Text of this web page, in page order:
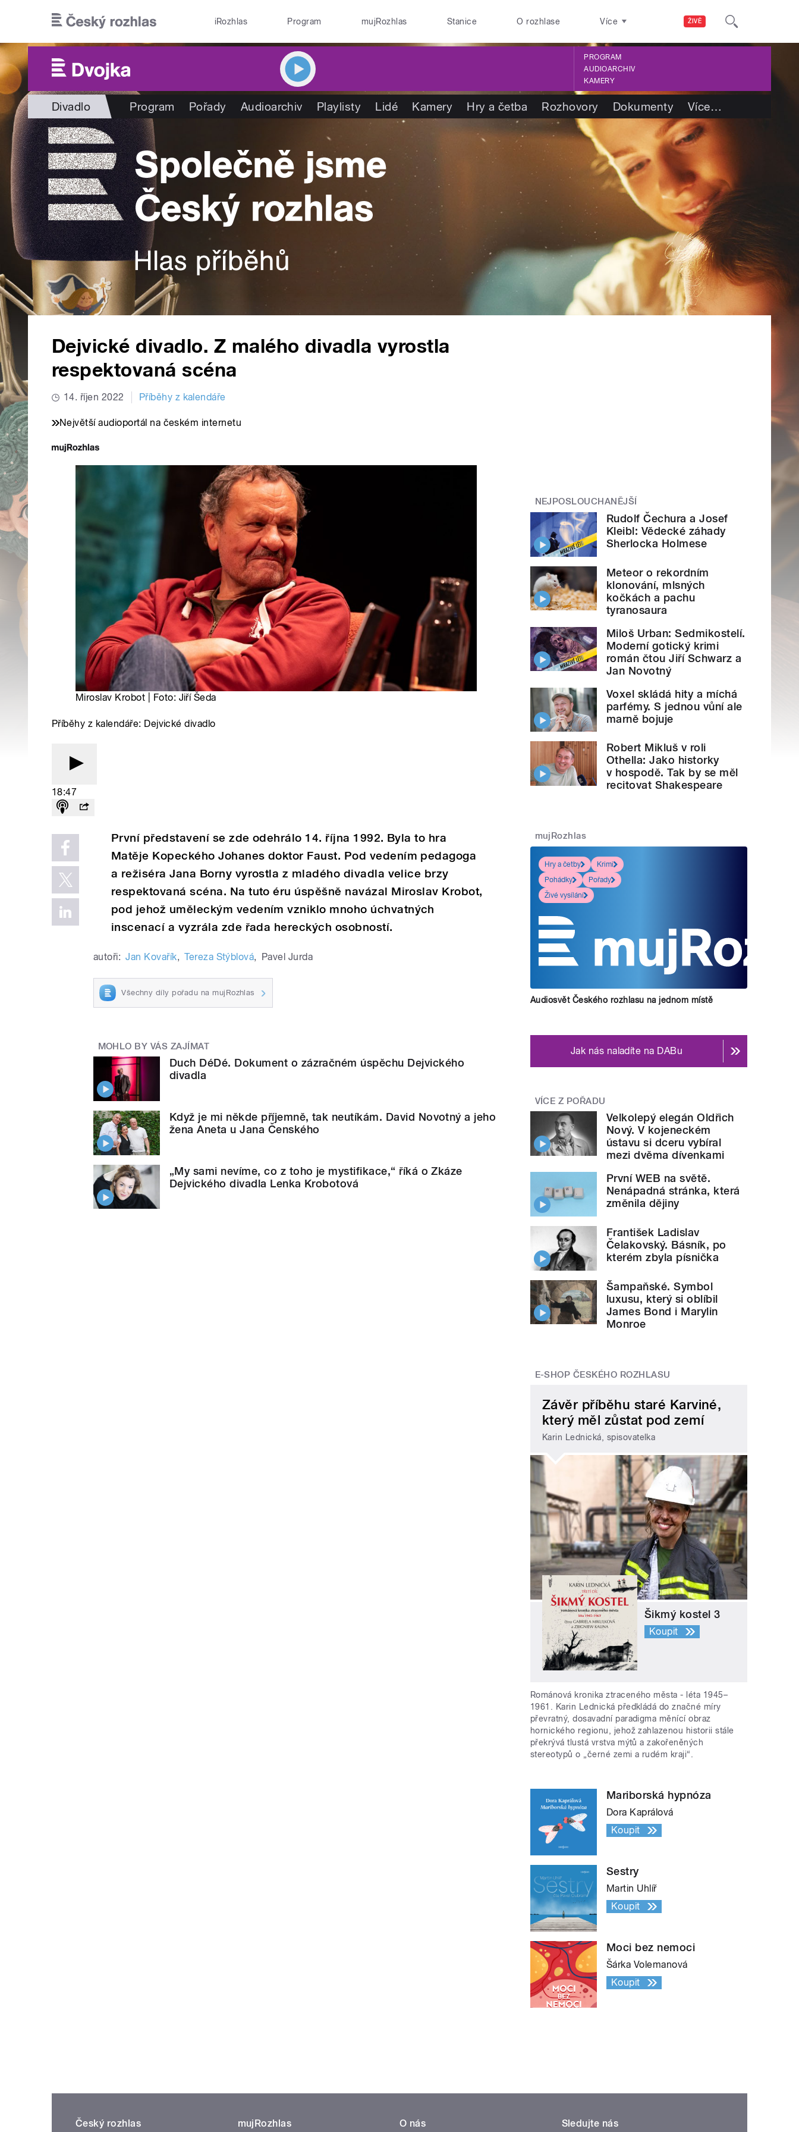
ŽIVĚ
iRozhlas Program mujRozhlas Stanice O rozhlase Více
PROGRAM
AUDIOARCHIV
KAMERY
Divadlo Program Pořady Audioarchiv Playlisty Lidé Kamery Hry a četba Rozhovory Dokumenty Více…
Dejvické divadlo. Z malého divadla vyrostla
respektovaná scéna
14. říjen 2022 Příběhy z kalendáře
Největší audioportál na českém internetu
Miroslav Krobot | Foto: Jiří Šeda
Příběhy z kalendáře: Dejvické divadlo
18:47
První představení se zde odehrálo 14. října 1992. Byla to hra
Matěje Kopeckého Johanes doktor Faust. Pod vedením pedagoga
a režiséra Jana Borny vyrostla z mladého divadla velice brzy
respektovaná scéna. Na tuto éru úspěšně navázal Miroslav Krobot,
pod jehož uměleckým vedením vzniklo mnoho úchvatných
inscenací a vyzrála zde řada hereckých osobností.
autoři: Jan Kovařík, Tereza Stýblová, Pavel Jurda
Všechny díly pořadu na mujRozhlas
MOHLO BY VÁS ZAJÍMAT
Duch DéDé. Dokument o zázračném úspěchu Dejvického
divadla
Když je mi někde příjemně, tak neutíkám. David Novotný a jeho
žena Aneta u Jana Čenského
„My sami nevíme, co z toho je mystifikace,“ říká o Zkáze
Dejvického divadla Lenka Krobotová
NEJPOSLOUCHANĚJŠÍ
Rudolf Čechura a Josef
Kleibl: Vědecké záhady
Sherlocka Holmese
Meteor o rekordním
klonování, mlsných
kočkách a pachu
tyranosaura
Miloš Urban: Sedmikostelí.
Moderní gotický krimi
román čtou Jiří Schwarz a
Jan Novotný
Voxel skládá hity a míchá
parfémy. S jednou vůní ale
marně bojuje
Robert Mikluš v roli
Othella: Jako historky
v hospodě. Tak by se měl
recitovat Shakespeare
mujRozhlas
Hry a četby
Krimi
Pohádky
Pořady
Živé vysílání
Audiosvět Českého rozhlasu na jednom místě
Jak nás naladíte na DABu
VÍCE Z POŘADU
Velkolepý elegán Oldřich
Nový. V kojeneckém
ústavu si dceru vybíral
mezi dvěma dívenkami
První WEB na světě.
Nenápadná stránka, která
změnila dějiny
František Ladislav
Čelakovský. Básník, po
kterém zbyla písnička
Šampaňské. Symbol
luxusu, který si oblíbil
James Bond i Marylin
Monroe
E-SHOP ČESKÉHO ROZHLASU
Závěr příběhu staré Karviné,
který měl zůstat pod zemí
Karin Lednická, spisovatelka
Šikmý kostel 3
Koupit
Románová kronika ztraceného města - léta 1945–
1961. Karin Lednická předkládá do značné míry
převratný, dosavadní paradigma měnící obraz
hornického regionu, jehož zahlazenou historii stále
překrývá tlustá vrstva mýtů a zakořeněných
stereotypů o „černé zemi a rudém kraji“.
Mariborská hypnóza
Dora Kaprálová
Koupit
Sestry
Martin Uhlíř
Koupit
Moci bez nemoci
Šárka Volemanová
Koupit
Český rozhlas mujRozhlas O nás Sledujte nás